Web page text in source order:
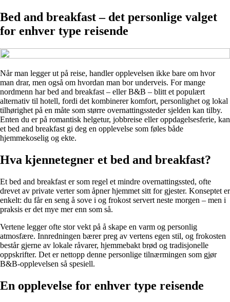
Bed and breakfast – det personlige valget
for enhver type reisende
Når man legger ut på reise, handler opplevelsen ikke bare om hvor
man drar, men også om hvordan man bor underveis. For mange
nordmenn har bed and breakfast – eller B&B – blitt et populært
alternativ til hotell, fordi det kombinerer komfort, personlighet og lokal
tilhørighet på en måte som større overnattingssteder sjelden kan tilby.
Enten du er på romantisk helgetur, jobbreise eller oppdagelsesferie, kan
et bed and breakfast gi deg en opplevelse som føles både
hjemmekoselig og ekte.
Hva kjennetegner et bed and breakfast?
Et bed and breakfast er som regel et mindre overnattingssted, ofte
drevet av private verter som åpner hjemmet sitt for gjester. Konseptet er
enkelt: du får en seng å sove i og frokost servert neste morgen – men i
praksis er det mye mer enn som så.
Vertene legger ofte stor vekt på å skape en varm og personlig
atmosfære. Innredningen bærer preg av vertens egen stil, og frokosten
består gjerne av lokale råvarer, hjemmebakt brød og tradisjonelle
oppskrifter. Det er nettopp denne personlige tilnærmingen som gjør
B&B-opplevelsen så spesiell.
En opplevelse for enhver type reisende